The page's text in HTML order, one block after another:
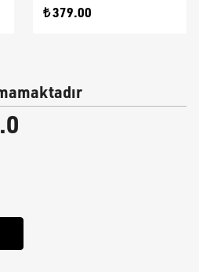
₺ 379.00